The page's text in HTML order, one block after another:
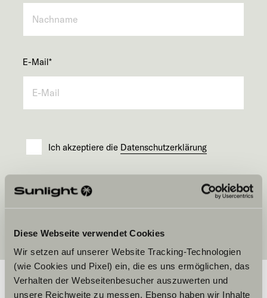
Diese Webseite verwendet Cookies
Wir setzen auf unserer Website Tracking-Technologien
(wie Cookies und Pixel) ein, die es uns ermöglichen, das
Verhalten der Webseitenbesucher auszuwerten und
unsere Reichweite zu messen. Ebenso haben wir Inhalte
E-Mail*
Ich akzeptiere die Datenschutzerklärung
Senden